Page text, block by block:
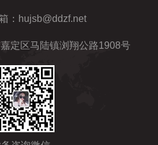
： hujsb@ddzf.net
定区马陆镇浏翔公路1908号